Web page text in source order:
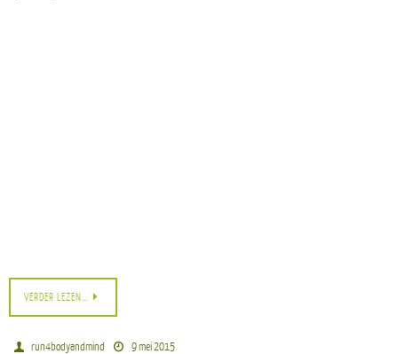
VERDER LEZEN…
run4bodyandmind
9 mei 2015